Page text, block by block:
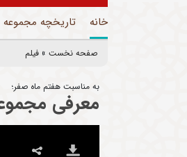
خانه تاریخچه مجموعه
صفحه نخست » فیلم
به مناسبت هفتم ماه صفر؛
معرفی